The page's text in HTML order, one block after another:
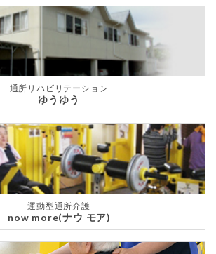
通所リハビリテーション
ゆうゆう
運動型通所介護
now more(ナウ モア)